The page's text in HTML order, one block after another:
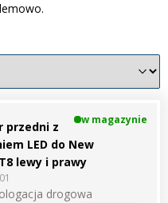
przedni z
LED do New
lewy i prawy
w magazynie
drogowa